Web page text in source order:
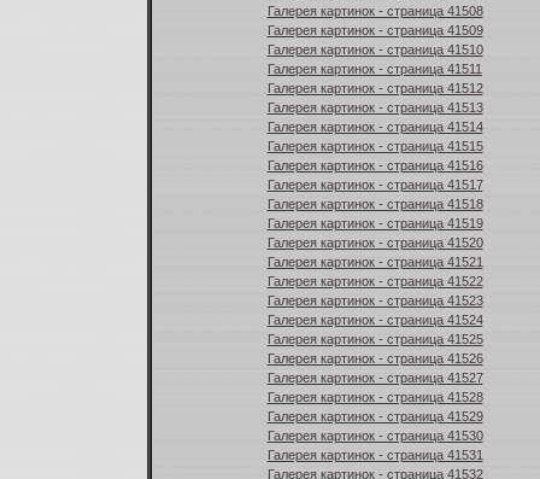
Галерея картинок - страница 41508
Галерея картинок - страница 41509
Галерея картинок - страница 41510
Галерея картинок - страница 41511
Галерея картинок - страница 41512
Галерея картинок - страница 41513
Галерея картинок - страница 41514
Галерея картинок - страница 41515
Галерея картинок - страница 41516
Галерея картинок - страница 41517
Галерея картинок - страница 41518
Галерея картинок - страница 41519
Галерея картинок - страница 41520
Галерея картинок - страница 41521
Галерея картинок - страница 41522
Галерея картинок - страница 41523
Галерея картинок - страница 41524
Галерея картинок - страница 41525
Галерея картинок - страница 41526
Галерея картинок - страница 41527
Галерея картинок - страница 41528
Галерея картинок - страница 41529
Галерея картинок - страница 41530
Галерея картинок - страница 41531
Галерея картинок - страница 41532